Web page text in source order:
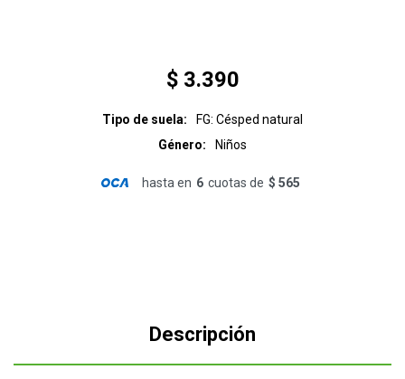
$ 3.390
Tipo de suela
FG: Césped natural
Género
Niños
hasta en 6 cuotas de $ 565
Descripción